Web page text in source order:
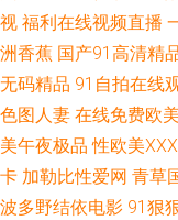
频免贵观看 91私密 91
日韩三级啪啪 久久福利
情色2区3区 国产午夜免
碰 91视频国语免费 美女
视 福利在线视频直播
洲香蕉 国产91高清精
无码精品 91自拍在线
色图人妻 在线免费欧
美午夜极品 性欧美
卡 加勒比性爱网 青草
波多野结依电影 91狠